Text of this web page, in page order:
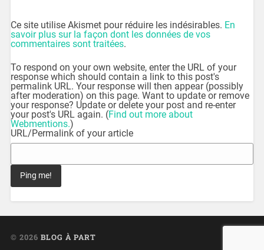
Ce site utilise Akismet pour réduire les indésirables. En
savoir plus sur la façon dont les données de vos
commentaires sont traitées.
To respond on your own website, enter the URL of your
response which should contain a link to this post's
permalink URL. Your response will then appear (possibly
after moderation) on this page. Want to update or remove
your response? Update or delete your post and re-enter
your post's URL again. (Find out more about
Webmentions.)
URL/Permalink of your article
© 2026 BLOG À PART